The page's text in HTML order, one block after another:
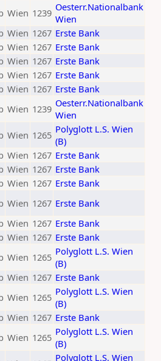
Wien 1239 Oesterr.Nationalbank
Wien
Wien 1267 Erste Bank
Wien 1267 Erste Bank
Wien 1267 Erste Bank
Wien 1267 Erste Bank
Wien 1267 Erste Bank
Wien 1239 Oesterr.Nationalbank
Wien
Wien 1265 Polyglott L.S. Wien
(B)
Wien 1267 Erste Bank
Wien 1267 Erste Bank
Wien 1267 Erste Bank
Wien 1267 Erste Bank
Wien 1267 Erste Bank
Wien 1267 Erste Bank
Wien 1265 Polyglott L.S. Wien
(B)
Wien 1267 Erste Bank
Wien 1265 Polyglott L.S. Wien
(B)
Wien 1267 Erste Bank
Wien 1265 Polyglott L.S. Wien
(B)
Polyglott L.S. Wien